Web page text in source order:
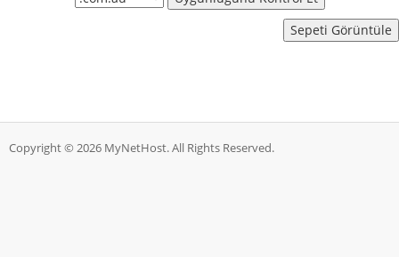
Copyright © 2026 MyNetHost. All Rights Reserved.